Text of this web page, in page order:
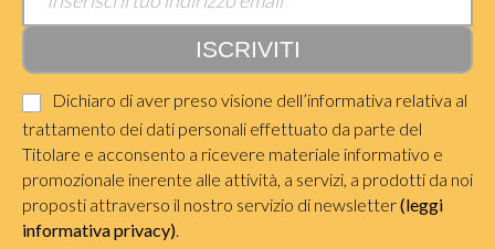
Dichiaro di aver preso visione dell’informativa relativa al
trattamento dei dati personali effettuato da parte del
Titolare e acconsento a ricevere materiale informativo e
promozionale inerente alle attività, a servizi, a prodotti da noi
proposti attraverso il nostro servizio di newsletter(leggi
informativa privacy).